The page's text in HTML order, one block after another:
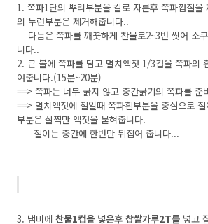
1. 쪽파1단의 뿌리부분을 칼로 자른후 쪽파껍질을
의 누런부분은 제거해줍니다..
다듬은 쪽파를 깨끗하게 찬물로2~3번 씻어 소
니다..
2. 큰 볼에 쪽파를 담고 멸치액젓 1/3컵을 쪽파의
여줍니다.(15분~20분)
==> 쪽파는 너무 굵지 않고 중간굵기의 쪽파를 준
==> 멸치액젓에 절일때 쪽파흰부분을 중심으로
부분은 살짝만 액젓을 묻혀줍니다.
절이는 중간에 한번만 뒤집어 줍니다...
3. 냄비에 찬물1컵을 넣은후 찹쌀가루2T를 넣고